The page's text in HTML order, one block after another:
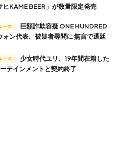
ヒKAME BEER」が数量限定発売
ース
ォン代表、被疑者尋問に 無言で退廷
ース
テインメントと契約終了